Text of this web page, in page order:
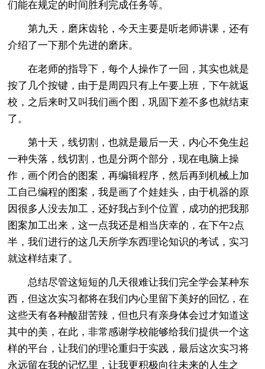
们能在规定的时间胜利完成任务等。
第九天，磨床齿轮，今天主要是听老师讲课，还有
介绍了一下那个先进的磨床。
在老师的指导下，每个人操作了一回，其实也就是
按了几个按键，由于是周四只有上午要上班，下午就返
校，之后来时又叫我们画个图，巩固下差不多也就结束
了。
第十天，线切割，也就是最后一天，内心不免生起
一种失落，线切割，也是分两个部分，现在电脑上操
作，画个闭合的图案，再编辑程序，然后再到机械上加
工自己编程的图案，我是画了个娃娃头，由于机器的原
因很多人没去加工，还好我占到个位置，成功的把我那
图案加工出来，这一点我还是相当庆幸的，在下午2点
半，我们进行的这几天所学东西理论知识的考试，实习
就这样结束了。
总结尽管这短短的几天很难让我们完全学会某种东
西，但这次实习都将在我们内心里留下美好的回忆，在
这些天有各种酸甜苦辣，但也只有亲身体会过才知道这
其中的美，在此，非常感谢学校能够给我们提供一个这
样的平台，让我们的理论重归于实践，最后这次实习将
永远留在我的记忆里，让我更积极向往未来的人生之